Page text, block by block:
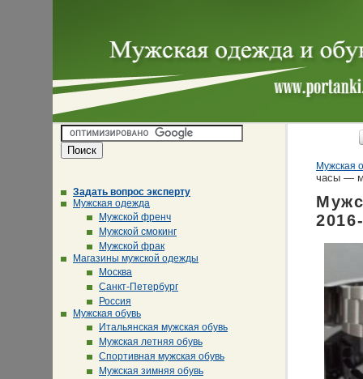
Задать вопрос эксперту
Мужская одежда
Мужской френч
Мужской смокинг
Мужской фрак
Магазины мужской одежды
Москва
Санкт-Петербург
Россия
Мужская обувь
Итальянская мужская обувь
Мужская летняя обувь
Спортивная мужская обувь
Мужская зимняя обувь
Мужская
часы —